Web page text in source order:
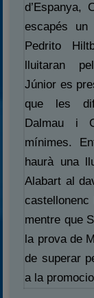
d’Espanya,
escapés
Pedrito
lluitaran
Júnior es
que les
Dalmau i
mínimes.
haurà una
Alabart al
mentre que
la prova de
de superar
a la